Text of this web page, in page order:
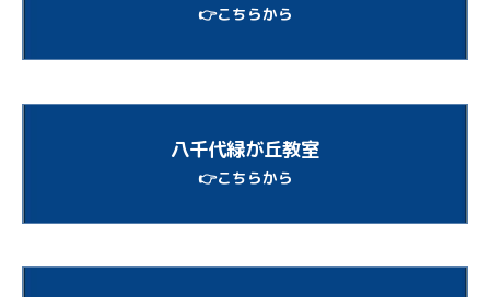
👉こちらから
八千代緑が丘教室
👉こちらから